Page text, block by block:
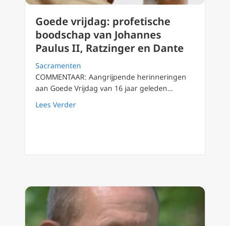
Goede vrijdag: profetische
boodschap van Johannes
Paulus II, Ratzinger en Dante
Sacramenten
COMMENTAAR: Aangrijpende herinneringen
aan Goede Vrijdag van 16 jaar geleden…
Lees Verderabout Goede vrijdag: profetische